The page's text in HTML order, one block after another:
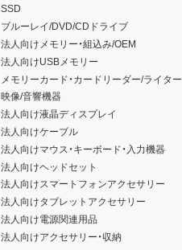
SSD
ブルーレイ/DVD/CDドライブ
法人向けメモリー・組込み/OEM
法人向けUSBメモリー
メモリーカード・カードリーダー/ライター
映像/音響機器
法人向け液晶ディスプレイ
法人向けケーブル
法人向けマウス・キーボード・入力機器
法人向けヘッドセット
法人向けスマートフォンアクセサリー
法人向けタブレットアクセサリー
法人向け電源関連用品
法人向けアクセサリー・収納